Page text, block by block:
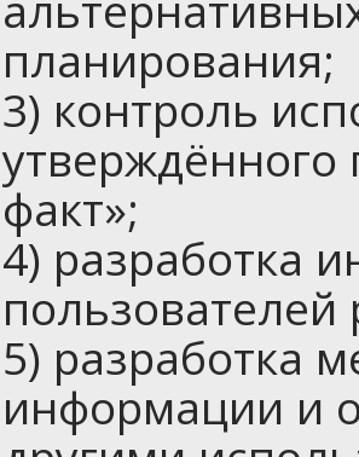
планирования;
3) контроль
утверждённого
факт»;
4) разработка
пользователей
5) разработка
информации и